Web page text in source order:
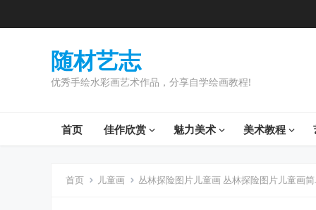
随材艺志
优秀手绘水彩画艺术作品，分享自学绘画教程!
首页 佳作欣赏 魅力美术 美术教程
首页 儿童画 丛林探险图片儿童画 丛林探险图片儿童画